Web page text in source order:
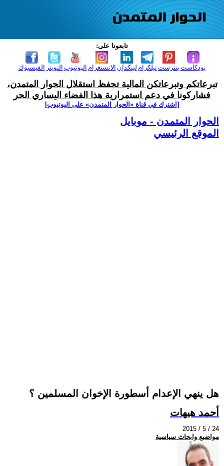
تابعونا على:
الفيسبوك التويتر اليوتيوب الانستغرام لينكدإن تيلكرامبنترست بودكاست
تبرعاتكم وتبرعاتكن المالية تحفظ استقلال الحوار المتمدن،
فشاركونا في دعم استمرارية هذا الفضاء اليساري الحر
[اشترك في قناة ‫«الحوار المتمدن» على اليوتيوب]
الحوار المتمدن - موبايل
الموقع الرئيسي
هل ينهي الإعدام أسطورة الإخوان المسلمين ؟
أحمد هيهات
2015 / 5 / 24
مواضيع وابحاث سياسية